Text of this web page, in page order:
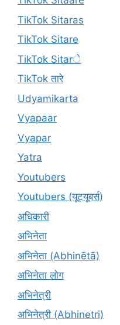
TikTok Sitaras
TikTok Sitare
TikTok Sitarे
TikTok तारे
Udyamikarta
Vyapaar
Vyapar
Yatra
Youtubers
Youtubers (यूट्यूबर्स)
अधिकारी
अभिनेता
अभिनेता (Abhinētā)
अभिनेता लोग
अभिनेत्री
अभिनेत्री (Abhinetri)